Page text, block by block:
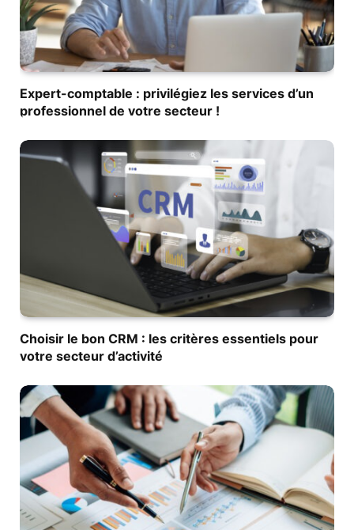
Expert-comptable : privilégiez les services d’un
professionnel de votre secteur !
Choisir le bon CRM : les critères essentiels pour
votre secteur d’activité